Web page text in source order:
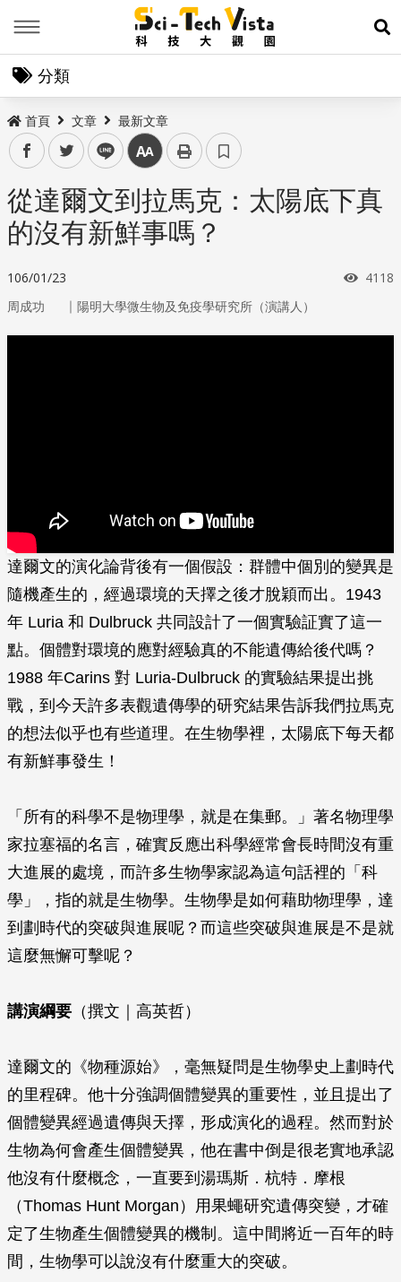
展
分類
首頁 文章 最新文章
facebooktwitter line 中
從達爾文到拉馬克：太陽底下真
的沒有新鮮事嗎？
106/01/23 瀏覽
4118
周成功 ｜ 陽明大學微生物及免疫學研究所（演講人）
達爾文的演化論背後有一個假設：群體中個別的變異是
隨機產生的，經過環境的天擇之後才脫穎而出。1943
年 Luria 和 Dulbruck 共同設計了一個實驗証實了這一
點。個體對環境的應對經驗真的不能遺傳給後代嗎？
1988 年Carins 對 Luria-Dulbruck 的實驗結果提出挑
戰，到今天許多表觀遺傳學的研究結果告訴我們拉馬克
的想法似乎也有些道理。在生物學裡，太陽底下每天都
有新鮮事發生！
「所有的科學不是物理學，就是在集郵。」著名物理學
家拉塞福的名言，確實反應出科學經常會長時間沒有重
大進展的處境，而許多生物學家認為這句話裡的「科
學」，指的就是生物學。生物學是如何藉助物理學，達
到劃時代的突破與進展呢？而這些突破與進展是不是就
這麼無懈可擊呢？
講演綱要 （撰文｜高英哲）
達爾文的《物種源始》，毫無疑問是生物學史上劃時代
的里程碑。他十分強調個體變異的重要性，並且提出了
個體變異經過遺傳與天擇，形成演化的過程。然而對於
生物為何會產生個體變異，他在書中倒是很老實地承認
他沒有什麼概念，一直要到湯瑪斯．杭特．摩根
（Thomas Hunt Morgan）用果蠅研究遺傳突變，才確
定了生物產生個體變異的機制。這中間將近一百年的時
間，生物學可以說沒有什麼重大的突破。